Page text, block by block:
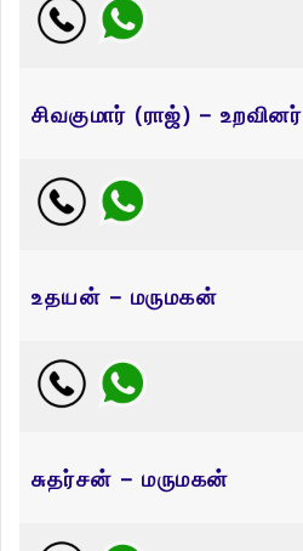
சிவகுமார் (ராஜ்) – உறவினர்
உதயன் – மருமகன்
சுதர்சன் – மருமகன்